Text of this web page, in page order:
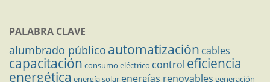
PALABRA CLAVE
alumbrado público automatización cables
capacitación consumo eléctrico control eficiencia
energética energía solar energías renovables generación